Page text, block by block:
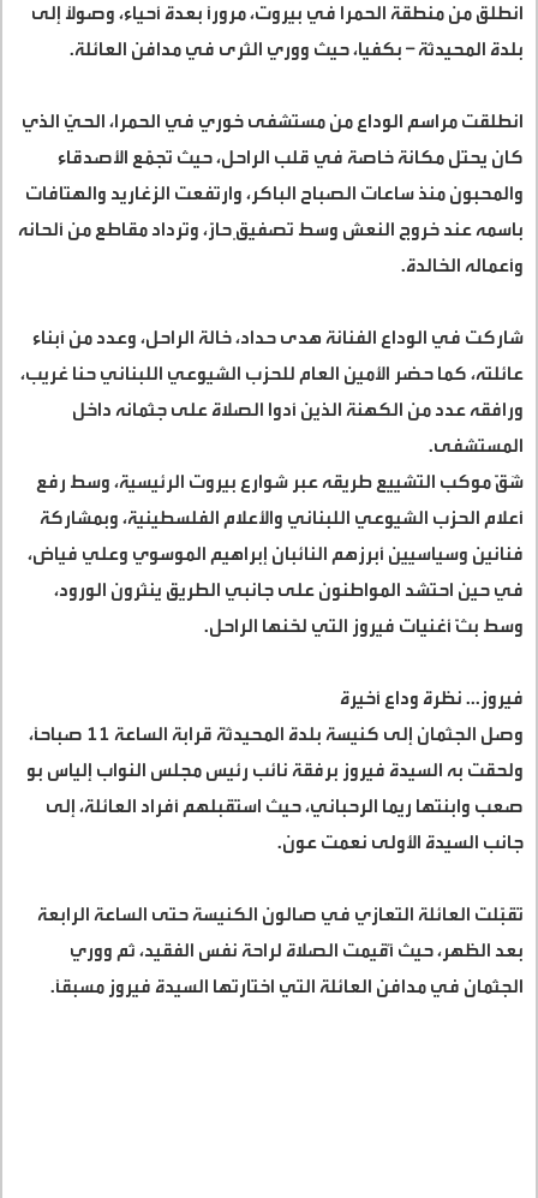
انطلق من منطقة الحمرا في بيروت، مرورًا بعدة أحياء، وصولًا إلى
بلدة المحيدثة – بكفيا، حيث ووري الثرى في مدافن العائلة.
انطلقت مراسم الوداع من مستشفى خوري في الحمرا، الحيّ الذي
كان يحتل مكانة خاصة في قلب الراحل، حيث تجمّع الأصدقاء
والمحبون منذ ساعات الصباح الباكر، وارتفعت الزغاريد والهتافات
باسمه عند خروج النعش وسط تصفيقٍ حارّ، وترداد مقاطع من ألحانه
وأعماله الخالدة.
شاركت في الوداع الفنانة هدى حداد، خالة الراحل، وعدد من أبناء
عائلته، كما حضر الأمين العام للحزب الشيوعي اللبناني حنا غريب،
ورافقه عدد من الكهنة الذين أدوا الصلاة على جثمانه داخل
المستشفى.
شَقّ موكب التشييع طريقه عبر شوارع بيروت الرئيسية، وسط رفع
أعلام الحزب الشيوعي اللبناني والأعلام الفلسطينية، وبمشاركة
فنانين وسياسيين أبرزهم النائبان إبراهيم الموسوي وعلي فياض،
في حين احتشد المواطنون على جانبي الطريق ينثرون الورود،
وسط بثّ أغنيات فيروز التي لحّنها الراحل.
فيروز... نظرة وداع أخيرة
وصل الجثمان إلى كنيسة بلدة المحيدثة قرابة الساعة 11 صباحًا،
ولحقت به السيدة فيروز برفقة نائب رئيس مجلس النواب إلياس بو
صعب وابنتها ريما الرحباني، حيث استقبلهم أفراد العائلة، إلى
جانب السيدة الأولى نعمت عون.
تقبّلت العائلة التعازي في صالون الكنيسة حتى الساعة الرابعة
بعد الظهر، حيث أُقيمت الصلاة لراحة نفس الفقيد، ثم ووري
الجثمان في مدافن العائلة التي اختارتها السيدة فيروز مسبقًا.